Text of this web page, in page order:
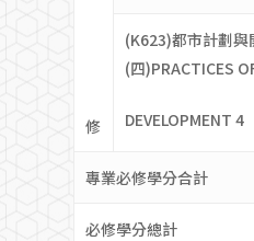
修
(K623)都市計劃與
(四)PRACTICES
DEVELOPMENT 4
專業必修學分合計
必修學分總計